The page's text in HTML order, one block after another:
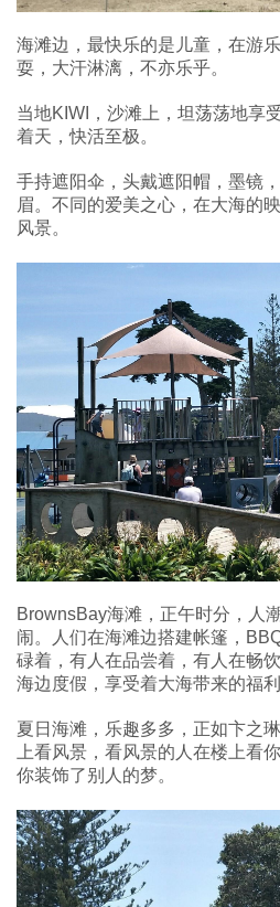
海滩边，最快乐的是儿童，在游
耍，大汗淋漓，不亦乐乎。
当地KIWI，沙滩上，坦荡荡地享
着天，快活至极。
手持遮阳伞，头戴遮阳帽，墨镜
眉。不同的爱美之心，在大海的
风景。
BrownsBay海滩，正午时分，人
闹。人们在海滩边搭建帐篷，
碌着，有人在品尝着，有人在畅
海边度假，享受着大海带来的福
夏日海滩，乐趣多多，正如卞之
上看风景，看风景的人在楼上看
你装饰了别人的梦。